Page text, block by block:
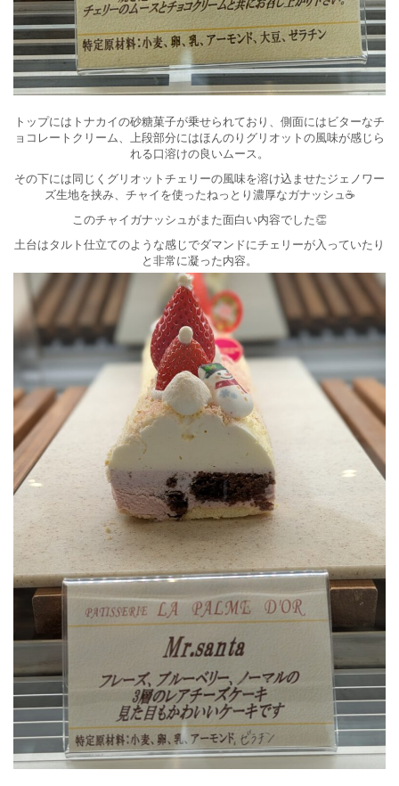
トップにはトナカイの砂糖菓子が乗せられており、側面にはビターなチ
ョコレートクリーム、上段部分にはほんのりグリオットの風味が感じら
れる口溶けの良いムース。
その下には同じくグリオットチェリーの風味を溶け込ませたジェノワー
ズ生地を挟み、チャイを使ったねっとり濃厚なガナッシュ☕
このチャイガナッシュがまた面白い内容でした👏
土台はタルト仕立てのような感じでダマンドにチェリーが入っていたり
と非常に凝った内容。